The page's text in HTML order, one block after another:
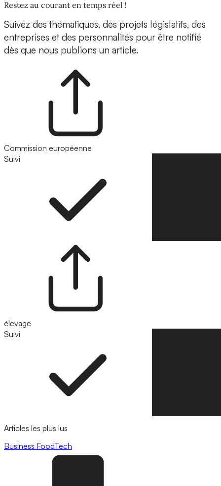
Restez au courant en temps réel !
Suivez des thématiques, des projets législatifs, des
entreprises et des personnalités pour être notifié
dès que nous publions un article.
Commission européenne
Suivi
élevage
Suivi
Articles les plus lus
Business FoodTech